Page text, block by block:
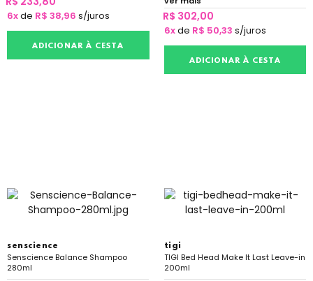
6xde R$ 38,96 s/juros
ADICIONAR À CESTA
R$ 302,00
6xde R$ 50,33 s/juros
ADICIONAR À CESTA
senscience
Senscience Balance Shampoo
280ml
tigi
TIGI Bed Head Make It Last Leave-in
200ml